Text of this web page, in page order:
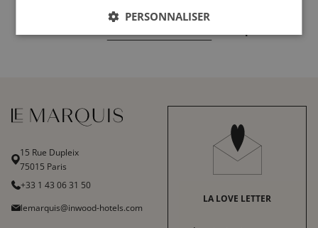
15 Rue Dupleix
75015 Paris
+33 1 43 06 31 50
lemarquis@inwood-hotels.com
LA LOVE LETTER
PERSONNALISER